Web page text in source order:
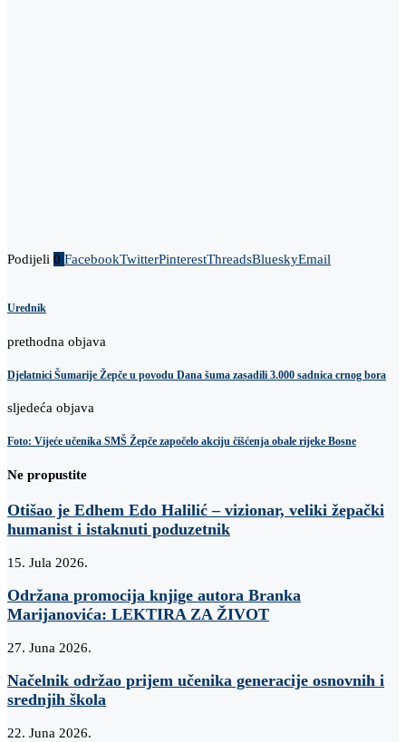
Podijeli 0 FacebookTwitterPinterestThreadsBlueskyEmail
Urednik
prethodna objava
Djelatnici Šumarije Žepče u povodu Dana šuma zasadili 3.000 sadnica crnog bora
sljedeća objava
Foto: Vijeće učenika SMŠ Žepče započelo akciju čišćenja obale rijeke Bosne
Ne propustite
Otišao je Edhem Edo Halilić – vizionar, veliki žepački
humanist i istaknuti poduzetnik
15. Jula 2026.
Održana promocija knjige autora Branka
Marijanovića: LEKTIRA ZA ŽIVOT
27. Juna 2026.
Načelnik održao prijem učenika generacije osnovnih i
srednjih škola
22. Juna 2026.